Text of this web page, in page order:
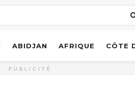
ABIDJAN AFRIQUE CÔTE
PUBLICITÉ